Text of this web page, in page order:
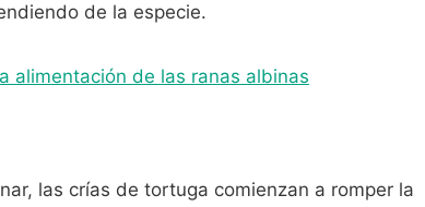
de la especie.
alimentación de las ranas albinas
las crías de tortuga comienzan a romper la